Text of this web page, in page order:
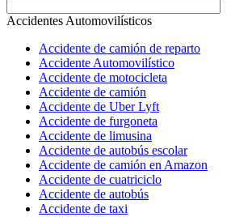
Accidentes Automovilísticos
Accidente de camión de reparto
Accidente Automovilístico
Accidente de motocicleta
Accidente de camión
Accidente de Uber Lyft
Accidente de furgoneta
Accidente de limusina
Accidente de autobús escolar
Accidente de camión en Amazon
Accidente de cuatriciclo
Accidente de autobús
Accidente de taxi